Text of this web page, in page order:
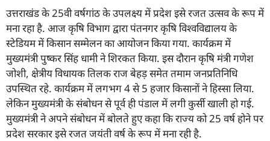
उत्तराखंड के 25वी वर्षगांठ के उपलक्ष्य में प्रदेश इसे रजत उत्सव के रूप में
मना रहा है. आज कृषि विभाग द्वारा पंतनगर कृषि विश्वविद्यालय के
स्टेडियम में किसान सम्मेलन का आयोजन किया गया. कार्यक्रम में
मुख्यमंत्री पुष्कर सिंह धामी ने शिरकत किया. इस दौरान कृषि मंत्री गणेश
जोशी, क्षेत्रीय विधायक तिलक राज बेहड़ समेत तमाम जनप्रतिनिधि
उपस्थित रहे. कार्यक्रम में लगभग 4 से 5 हजार किसानों ने हिस्सा लिया.
लेकिन मुख्यमंत्री के संबोधन से पूर्व ही पंडाल में लगी कुर्सी खाली हो गई.
मुख्यमंत्री ने अपने संबोधन में बोलते हुए कहा कि राज्य को 25 वर्ष होने पर
प्रदेश सरकार इसे रजत जयंती वर्ष के रूप में मना रही है.